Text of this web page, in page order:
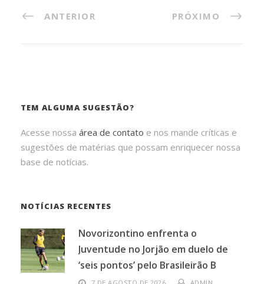
ANTERIOR PRÓXIMO
TEM ALGUMA SUGESTÃO?
Acesse nossa área de contato e nos mande críticas e
sugestões de matérias que possam enriquecer nossa
base de notícias.
NOTÍCIAS RECENTES
Novorizontino enfrenta o
Juventude no Jorjão em duelo de
‘seis pontos’ pelo Brasileirão B